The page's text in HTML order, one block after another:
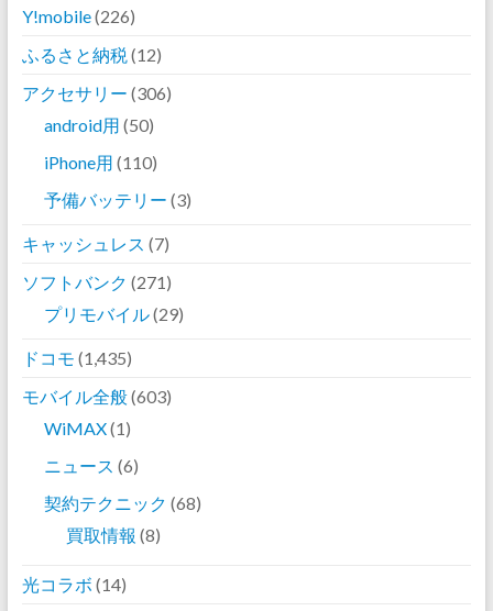
Y!mobile(226)
ふるさと納税(12)
アクセサリー (306)
android用 (50)
iPhone用 (110)
予備バッテリー (3)
キャッシュレス (7)
ソフトバンク (271)
プリモバイル(29)
ドコモ (1,435)
モバイル全般(603)
WiMAX(1)
ニュース (6)
契約テクニック (68)
買取情報 (8)
光コラボ (14)